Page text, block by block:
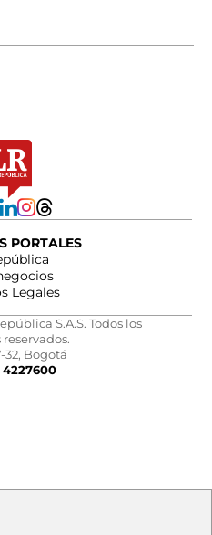
PORTALES
Legales
S.A.S. Todos los
32, Bogotá
4227600